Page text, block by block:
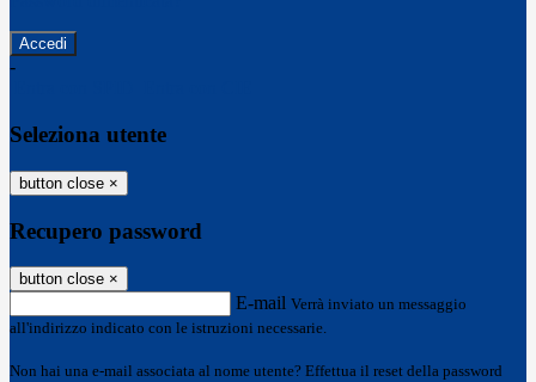
-
Seleziona utente
button close ×
Recupero password
button close ×
E-mail Verrà inviato un messaggio
all'indirizzo indicato con le istruzioni necessarie.
Non hai una e-mail associata al nome utente? Effettua il reset della password